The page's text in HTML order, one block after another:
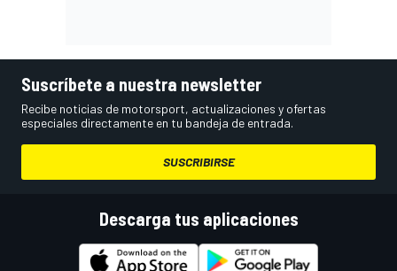
Suscríbete a nuestra newsletter
Recibe noticias de motorsport, actualizaciones y ofertas
especiales directamente en tu bandeja de entrada.
SUSCRIBIRSE
Descarga tus aplicaciones